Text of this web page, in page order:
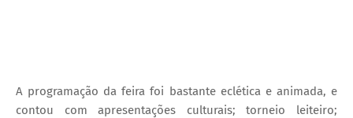
A programação da feira foi bastante eclética e animada, e
contou com apresentações culturais; torneio leiteiro;